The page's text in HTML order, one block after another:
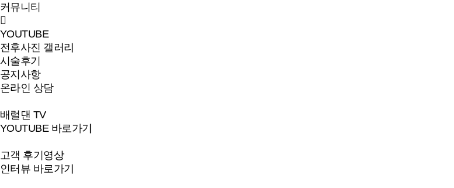
커뮤니티
YOUTUBE
전후사진 갤러리
시술후기
공지사항
온라인 상담
배럴댄 TV
YOUTUBE 바로가기
고객 후기영상
인터뷰 바로가기